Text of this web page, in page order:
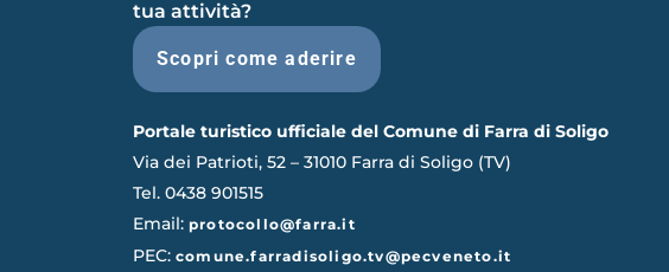
tua attività?
Scopri come aderire
Portale turistico ufficiale del Comune di Farra di Soligo
Via dei Patrioti, 52 – 31010 Farra di Soligo (TV)
Tel. 0438 901515
Email: protocollo@farra.it
PEC: comune.farradisoligo.tv@pecveneto.it